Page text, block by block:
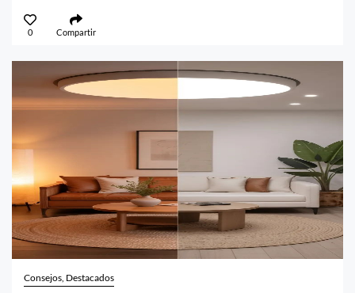
0 Compartir
Consejos, Destacados